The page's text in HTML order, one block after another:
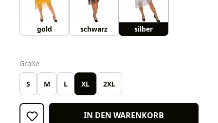
gold schwarz silber
Größe
S M L XL 2XL
IN DEN WARENKORB